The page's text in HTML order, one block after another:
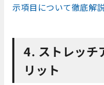
示項目について徹底解
4. ストレッチ
リット